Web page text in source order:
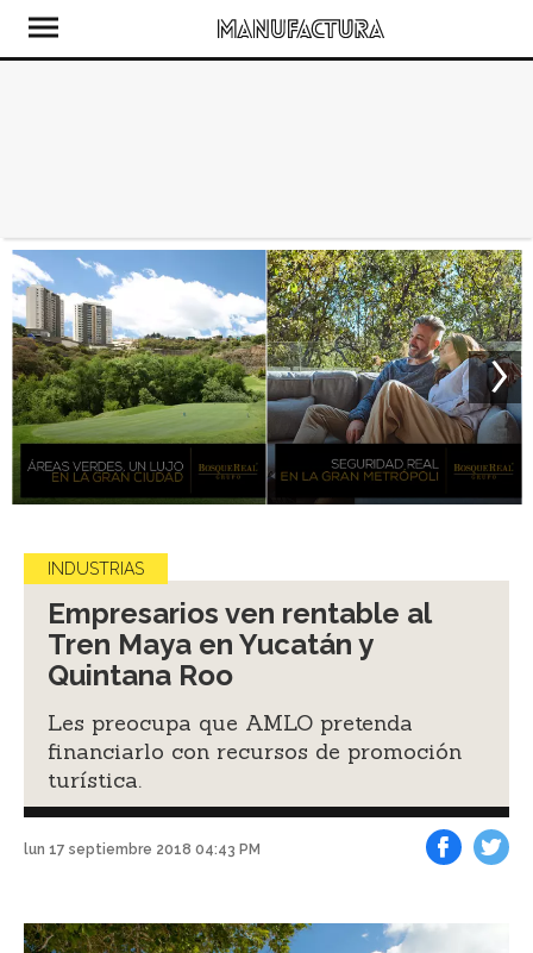
INDUSTRIAS
Empresarios ven rentable al
Tren Maya en Yucatán y
Quintana Roo
Les preocupa que AMLO pretenda
financiarlo con recursos de promoción
turística.
lun 17 septiembre 2018 04:43 PM